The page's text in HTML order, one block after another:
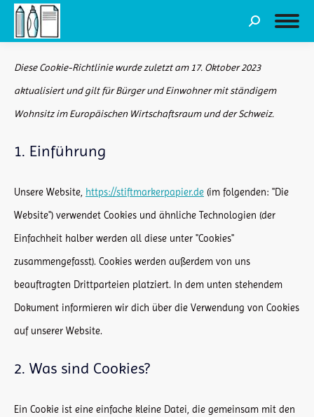
Search:
Diese Cookie-Richtlinie wurde zuletzt am 17. Oktober 2023
aktualisiert und gilt für Bürger und Einwohner mit ständigem
Wohnsitz im Europäischen Wirtschaftsraum und der Schweiz.
1. Einführung
Unsere Website, https://stiftmarkerpapier.de (im folgenden: "Die
Website") verwendet Cookies und ähnliche Technologien (der
Einfachheit halber werden all diese unter "Cookies"
zusammengefasst). Cookies werden außerdem von uns
beauftragten Drittparteien platziert. In dem unten stehendem
Dokument informieren wir dich über die Verwendung von Cookies
auf unserer Website.
2. Was sind Cookies?
Ein Cookie ist eine einfache kleine Datei, die gemeinsam mit den